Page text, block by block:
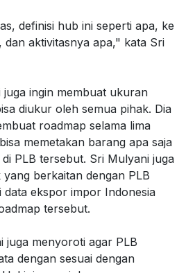
definisi hub ini seperti apa, ke
dan aktivitasnya apa," kata Sri
ingin membuat ukuran
diukur oleh semua pihak. Dia
roadmap selama lima
memetakan barang apa saja
PLB tersebut. Sri Mulyani juga
berkaitan dengan PLB
data ekspor impor Indonesia
tersebut.
juga menyoroti agar PLB
dengan sesuai dengan